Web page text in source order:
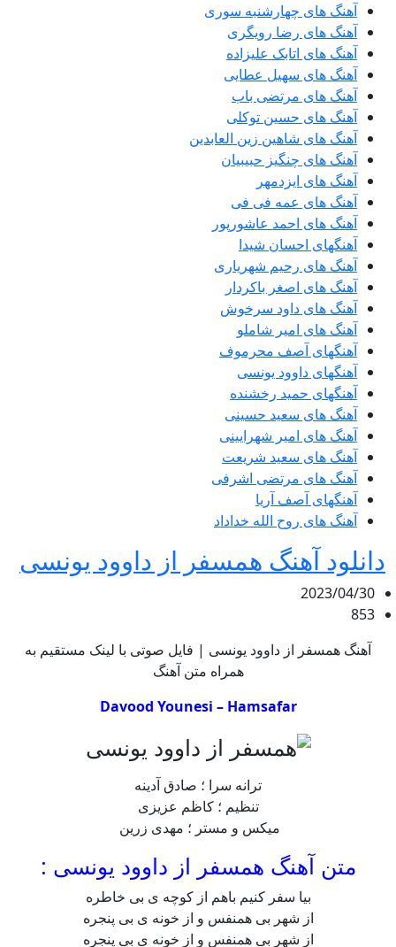
آهنگ های چهارشنبه سوری
آهنگ های رضا رویگری
آهنگ های اتابک علیزاده
آهنگ های سهیل عطایی
آهنگ های مرتضی باب
آهنگ های حسین توکلی
آهنگ های شاهین زین العابدین
آهنگ های چنگیز حبیبیان
آهنگ های ایزدمهر
آهنگ های عمه فی فی
آهنگ های احمد عاشورپور
آهنگهای احسان شیدا
آهنگ های رحیم شهریاری
آهنگ های اصغر باکردار
آهنگ های داود سرخوش
آهنگ های امیر شاملو
آهنگهای آصف محرموف
آهنگهای داوود یونسی
آهنگهای حمید رخشنده
آهنگ های سعید حسینی
آهنگ های امیر شهرایینی
آهنگ های سعید شریعت
آهنگ های مرتضی اشرفی
آهنگهای آصف آریا
آهنگ های روح الله خداداد
دانلود آهنگ همسفر از داوود یونسی
2023/04/30
853
آهنگ همسفر از داوود یونسی | فایل صوتی با لینک مستقیم به
همراه متن آهنگ
Davood Younesi – Hamsafar
ترانه سرا ؛ صادق آدینه
تنظیم ؛ کاظم عزیزی
میکس و مستر ؛ مهدی زرین
متن آهنگ همسفر از داوود یونسی :
بیا سفر کنیم باهم از کوچه ی بی خاطره
از شهر بی همنفس و از خونه ی بی پنجره
از شهر بی همنفس و از خونه ی بی پنجره